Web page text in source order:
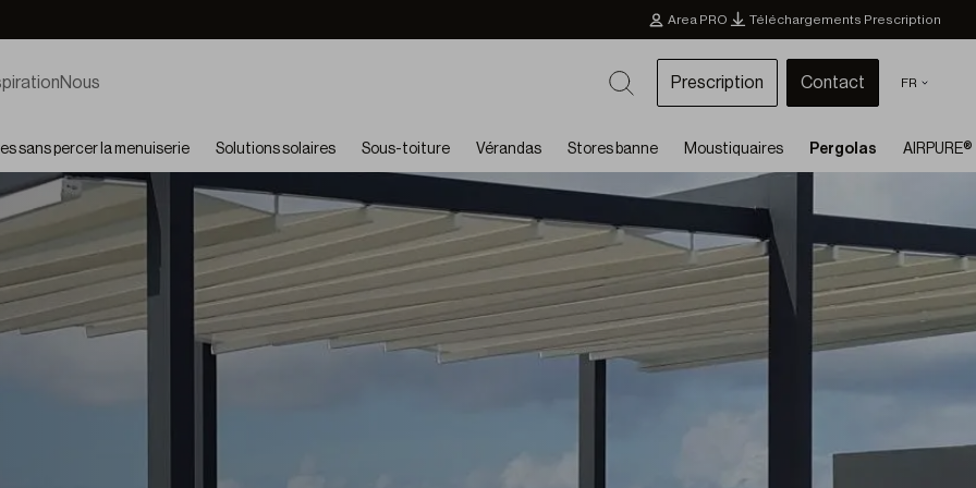
Area PRO Téléchargements Prescription
Nous Prescription Contact FR
sans percer la menuiserie Solutions solaires Sous-toiture Vérandas Stores banne Moustiquaires Pergolas AIRPURE®